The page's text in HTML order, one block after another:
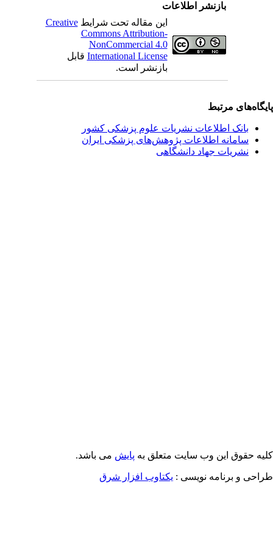
بازنشر اطلاعات
این مقاله تحت شرایطCreative
Commons Attribution-
NonCommercial 4.0
International Licenseقابل
بازنشر است.
مرتبط
بانک اطلاعات نشریات علوم پزشکی کشور
سامانه اطلاعات پژوهش‌های پزشکی ایران
نشریات جهاد دانشگاهی
حقوق این وب سایت متعلق بهپایشمی باشد.
و برنامه نویسی : یکتاوب افزار شرق